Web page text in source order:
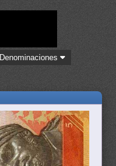
Denominaciones